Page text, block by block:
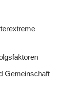
Gemeinschaft